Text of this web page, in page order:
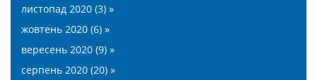
листопад 2020 (3) »
жовтень 2020 (6) »
вересень 2020 (9) »
серпень 2020 (20) »